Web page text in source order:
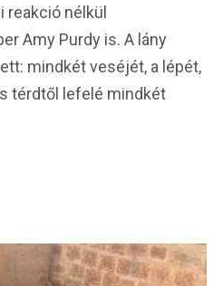
reakció nélkül
Amy Purdy is. A lány
mindkét veséjét, a lépét,
térdtől lefelé mindkét